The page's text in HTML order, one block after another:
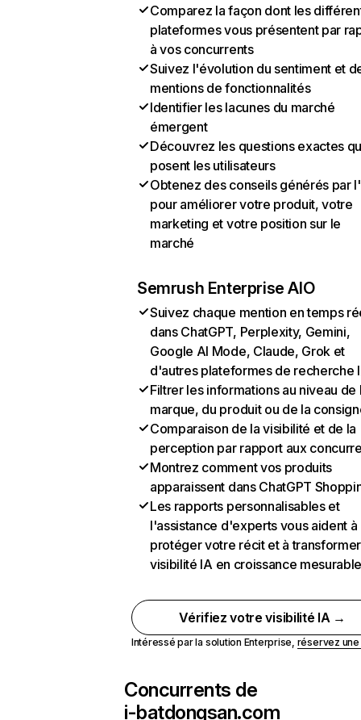
Comparez la façon dont les
plateformes vous présentent par
à vos concurrents
Suivez l'évolution du sentiment et
mentions de fonctionnalités
Identifier les lacunes du marché
émergent
Découvrez les questions exactes
posent les utilisateurs
Obtenez des conseils générés par
pour améliorer votre produit, votre
marketing et votre position sur le
marché
Semrush Enterprise AIO
Suivez chaque mention en temps
dans ChatGPT, Perplexity, Gemini,
Google AI Mode, Claude, Grok et
d'autres plateformes de recherche
Filtrer les informations au niveau de
marque, du produit ou de la
Comparaison de la visibilité et de la
perception par rapport aux
Montrez comment vos produits
apparaissent dans ChatGPT
Les rapports personnalisables et
l'assistance d'experts vous aident à
protéger votre récit et à
visibilité IA en croissance
Vérifiez votre visibilité IA →
Intéressé par la solution Enterprise, réservez
Concurrents de
i-batdongsan.com